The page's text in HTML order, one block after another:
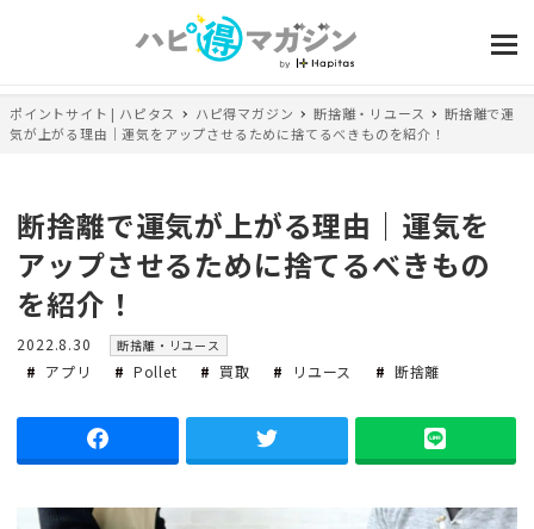
ポイントサイト | ハピタス ハピ得マガジン 断捨離・リユース
断捨離で運
気が上がる理由｜運気をアップさせるために捨てるべきものを紹介！
断捨離で運気が上がる理由｜運気を
アップさせるために捨てるべきもの
を紹介！
投
稿
2022.8.30
カ
テ
リ
ー
断捨離・リユース
アプリ Pollet 買取 リユース 断捨離